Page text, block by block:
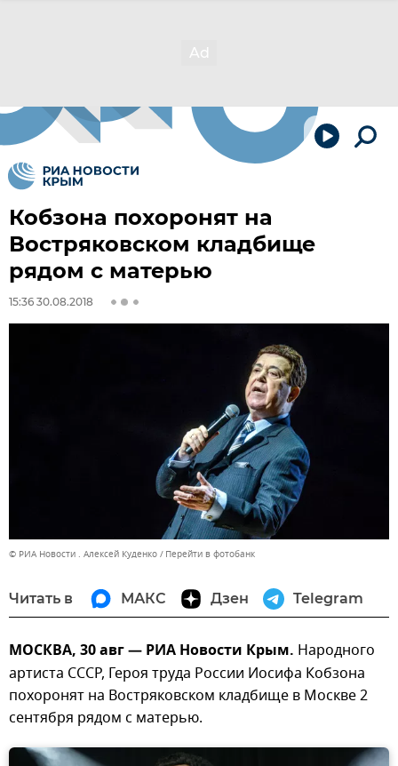
Кобзона похоронят на
Востряковском кладбище
рядом с матерью
15:36 30.08.2018
© РИА Новости . Алексей Куденко Перейти в фотобанк
Читать в МАКС Дзен Telegram
МОСКВА, 30 авг — РИА Новости Крым. Народного
артиста СССР, Героя труда России Иосифа Кобзона
похоронят на Востряковском кладбище в Москве 2
сентября рядом с матерью.